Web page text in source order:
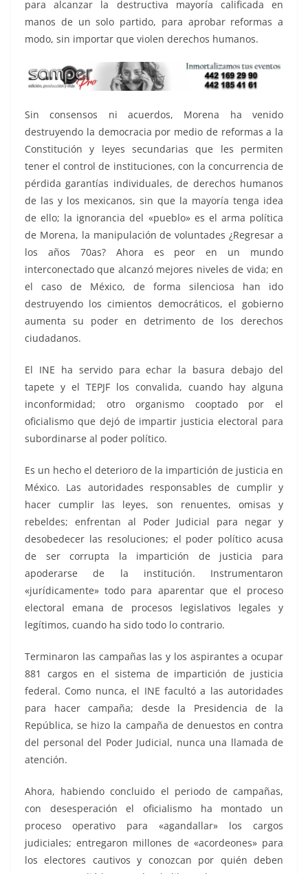
para alcanzar la destructiva mayoría calificada en
manos de un solo partido, para aprobar reformas a
modo, sin importar que violen derechos humanos.
Sin consensos ni acuerdos, Morena ha venido
destruyendo la democracia por medio de reformas a la
Constitución y leyes secundarias que les permiten
tener el control de instituciones, con la concurrencia de
pérdida garantías individuales, de derechos humanos
de las y los mexicanos, sin que la mayoría tenga idea
de ello; la ignorancia del «pueblo» es el arma política
de Morena, la manipulación de voluntades ¿Regresar a
los años 70as? Ahora es peor en un mundo
interconectado que alcanzó mejores niveles de vida; en
el caso de México, de forma silenciosa han ido
destruyendo los cimientos democráticos, el gobierno
aumenta su poder en detrimento de los derechos
ciudadanos.
El INE ha servido para echar la basura debajo del
tapete y el TEPJF los convalida, cuando hay alguna
inconformidad; otro organismo cooptado por el
oficialismo que dejó de impartir justicia electoral para
subordinarse al poder político.
Es un hecho el deterioro de la impartición de justicia en
México. Las autoridades responsables de cumplir y
hacer cumplir las leyes, son renuentes, omisas y
rebeldes; enfrentan al Poder Judicial para negar y
desobedecer las resoluciones; el poder político acusa
de ser corrupta la impartición de justicia para
apoderarse de la institución. Instrumentaron
«jurídicamente» todo para aparentar que el proceso
electoral emana de procesos legislativos legales y
legítimos, cuando ha sido todo lo contrario.
Terminaron las campañas las y los aspirantes a ocupar
881 cargos en el sistema de impartición de justicia
federal. Como nunca, el INE facultó a las autoridades
para hacer campaña; desde la Presidencia de la
República, se hizo la campaña de denuestos en contra
del personal del Poder Judicial, nunca una llamada de
atención.
Ahora, habiendo concluido el periodo de campañas,
con desesperación el oficialismo ha montado un
proceso operativo para «agandallar» los cargos
judiciales; entregaron millones de «acordeones» para
los electores cautivos y conozcan por quién deben